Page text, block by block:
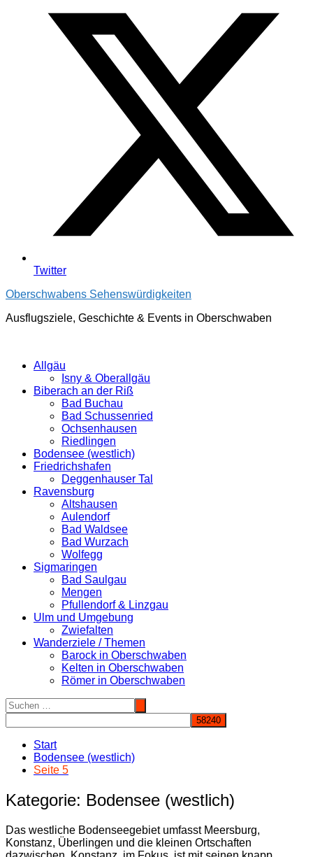
Twitter
Oberschwabens Sehenswürdigkeiten
Ausflugsziele, Geschichte & Events in Oberschwaben
Allgäu
Isny & Oberallgäu
Biberach an der Riß
Bad Buchau
Bad Schussenried
Ochsenhausen
Riedlingen
Bodensee (westlich)
Friedrichshafen
Deggenhauser Tal
Ravensburg
Altshausen
Aulendorf
Bad Waldsee
Bad Wurzach
Wolfegg
Sigmaringen
Bad Saulgau
Mengen
Pfullendorf & Linzgau
Ulm und Umgebung
Zwiefalten
Wanderziele / Themen
Barock in Oberschwaben
Kelten in Oberschwaben
Römer in Oberschwaben
Start
Bodensee (westlich)
Seite 5
Kategorie: Bodensee (westlich)
Das westliche Bodenseegebiet umfasst Meersburg,
Konstanz, Überlingen und die kleinen Ortschaften